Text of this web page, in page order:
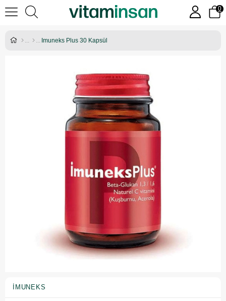
0
Imuneks Plus 30 Kapsül
İMUNEKS